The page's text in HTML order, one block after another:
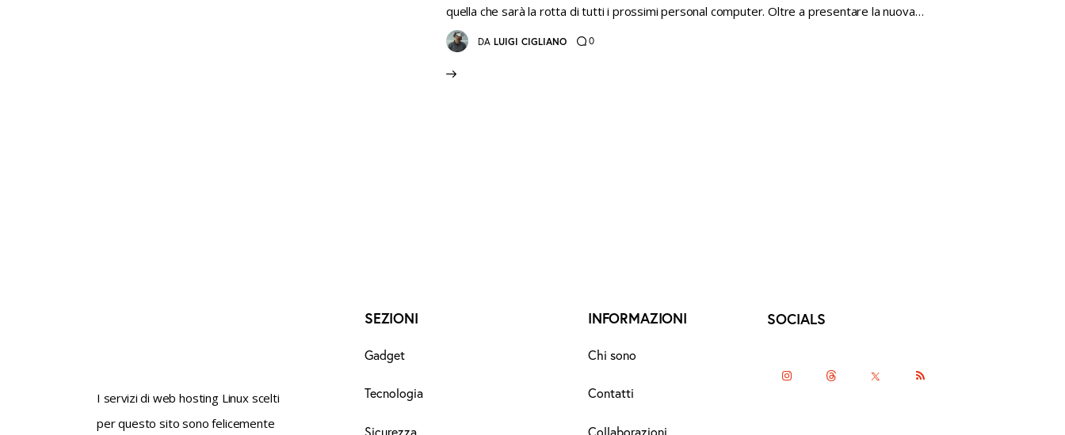
quella che sarà la rotta di tutti i prossimi personal computer. Oltre a presentare la nuova…
DA LUIGI CIGLIANO 0
I servizi di web hosting Linux scelti
per questo sito sono felicemente
SEZIONI
Gadget
Tecnologia
Sicurezza
INFORMAZIONI
Chi sono
Contatti
Collaborazioni
SOCIALS
instagrammthreads twitter- rss